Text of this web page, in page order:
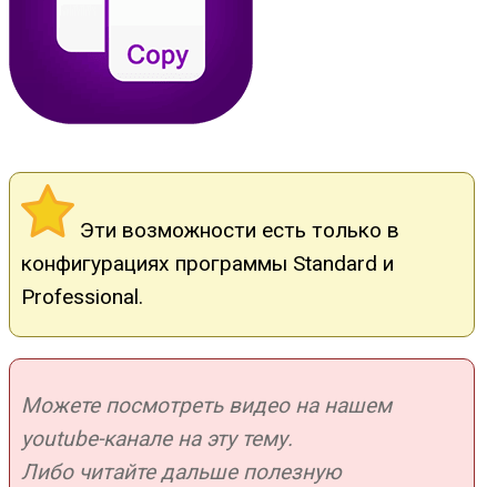
Эти возможности есть только в
конфигурациях программы Standard и
Professional.
Можете посмотреть видео на нашем
youtube-канале на эту тему.
Либо читайте дальше полезную